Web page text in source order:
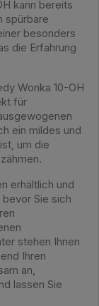
kann bereits
spürbare
besonders
die Erfahrung
Wonka 10-OH
für
ein mildes und
um die
erhältlich und
Sie sich
stehen Ihnen
Ihren
an,
lassen Sie